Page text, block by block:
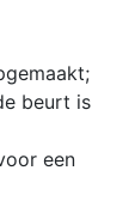
beurt is
een